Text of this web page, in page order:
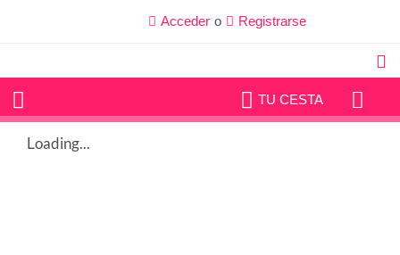
Acceder o Registrarse
TU CESTA
Loading...